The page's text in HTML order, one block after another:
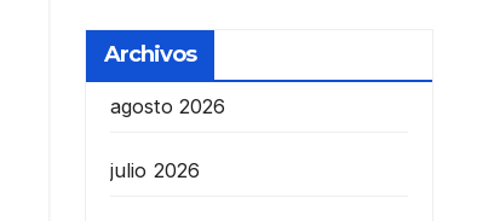
Archivos
agosto 2026
julio 2026